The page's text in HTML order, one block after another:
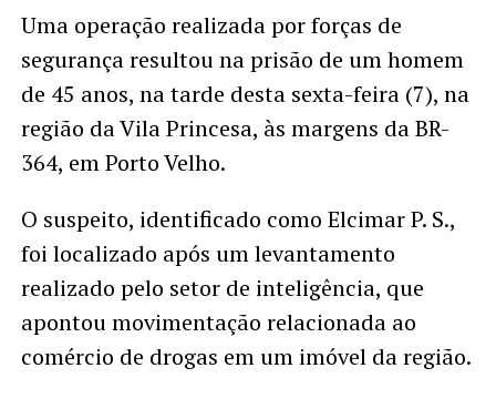
Uma operação realizada por forças de
segurança resultou na prisão de um homem
de 45 anos, na tarde desta sexta-feira (7), na
região da Vila Princesa, às margens da BR-
364, em Porto Velho.
O suspeito, identificado como Elcimar P. S.,
foi localizado após um levantamento
realizado pelo setor de inteligência, que
apontou movimentação relacionada ao
comércio de drogas em um imóvel da região.